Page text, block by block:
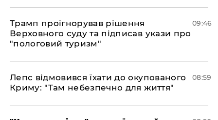
Трамп проігнорував рішення
Верховного суду та підписав укази про
"пологовий туризм"
09:46
Лепс відмовився їхати до окупованого
Криму: "Там небезпечно для життя"
08:59